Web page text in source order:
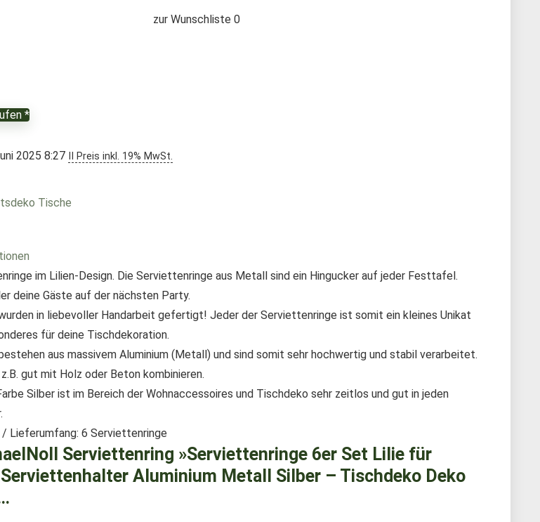
zur Wunschliste 0
*
2025 8:27 II Preis inkl. 19% MwSt.
Tische
im Lilien-Design. Die Serviettenringe aus Metall sind ein Hingucker auf jeder Festtafel.
deine Gäste auf der nächsten Party.
in liebevoller Handarbeit gefertigt! Jeder der Serviettenringe ist somit ein kleines Unikat
für deine Tischdekoration.
aus massivem Aluminium (Metall) und sind somit sehr hochwertig und stabil verarbeitet.
gut mit Holz oder Beton kombinieren.
Silber ist im Bereich der Wohnaccessoires und Tischdeko sehr zeitlos und gut in jeden
/ Lieferumfang: 6 Serviettenringe
Serviettenring »Serviettenringe 6er Set Lilie für
Aluminium Metall Silber – Tischdeko Deko